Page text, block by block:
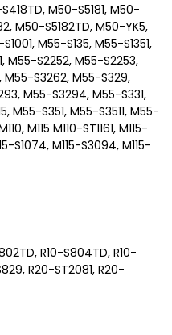
M50-S5181, M50-
M50-S5182TD, M50-YK5,
M55-S135, M55-S1351,
M55-S2252, M55-S2253,
M55-S3262, M55-S329,
M55-S3294, M55-S331,
M55-S351, M55-S3511, M55-
M115 M110-ST1161, M115-
S1074, M115-S3094, M115-
R10-S804TD, R10-
R20-ST2081, R20-